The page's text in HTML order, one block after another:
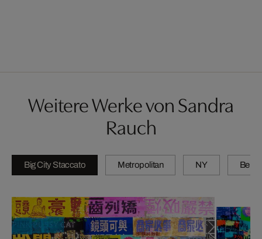
Weitere Werke von Sandra
Rauch
Big City Staccato Metropolitan NY